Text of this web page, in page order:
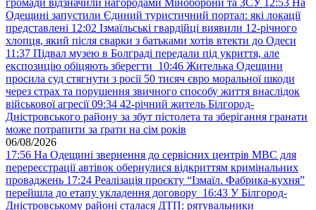
громади відзначили нагородами Міноборони та ЗСУ 12:53 На
Одещині запустили Єдиний туристичний портал: які локації
представлені 12:02 Ізмаїльські гвардійці виявили 12-річного
хлопця, який після сварки з батьками хотів втекти до Одеси
11:37 Підвал музею в Болграді передали під укриття, але
експозицію обіцяють зберегти 10:46 Жителька Одещини
просила суд стягнути з росії 50 тисяч євро моральної шкоди
через страх та порушення звичного способу життя внаслідок
військової агресії 09:34 42-річний житель Білгород-
Дністровського району за збут пістолета та зберігання гранати
може потрапити за ґрати на сім років
06/08/2026
17:56 На Одещині звернення до сервісних центрів МВС для
перереєстрації автівок обернулися відкриттям кримінальних
проваджень 17:24 Реалізація проєкту “Ізмаїл. Фабрика-кухня”
перейшла до етапу укладення договору 16:43 У Білгород-
Дністровському районі сталася ДТП: рятувальники